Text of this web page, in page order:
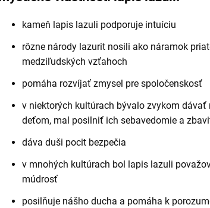
kameň lapis lazuli podporuje intuíciu
rôzne národy lazurit nosili ako náramok
medziľudských vzťahoch
pomáha rozvíjať zmysel pre spoločenskosť
v niektorých kultúrach bývalo zvykom
deťom, mal posilniť ich sebavedomie a
dáva duši pocit bezpečia
v mnohých kultúrach bol lapis lazuli
múdrosť
posilňuje nášho ducha a pomáha k